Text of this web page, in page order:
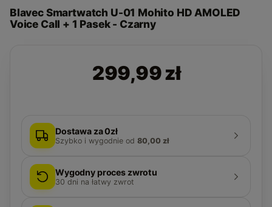
Blavec Smartwatch U-01 Mohito HD AMOLED
Voice Call + 1 Pasek - Czarny
299,99 zł
Dostawa za 0zł
Szybko i wygodnie od 80,00 zł
Wygodny proces zwrotu
30 dni na łatwy zwrot